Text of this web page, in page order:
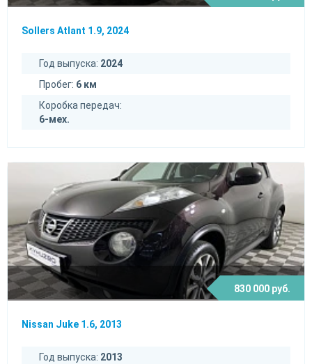
Sollers Atlant 1.9, 2024
Год выпуска: 2024
Пробег: 6 км
Коробка передач:
6-мех.
830 000 руб.
Nissan Juke 1.6, 2013
Год выпуска: 2013